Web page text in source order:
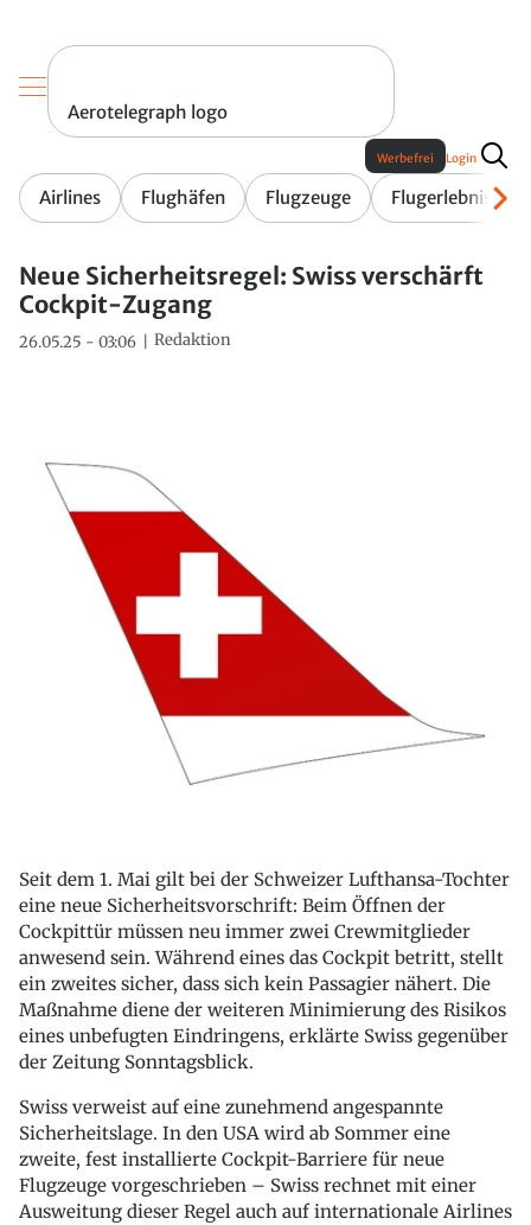
Aerotelegraph logo
Airlines Flughäfen Flugzeuge Flugerlebnis
Werbefrei Login
Neue Sicherheitsregel: Swiss verschärft
Cockpit-Zugang
26.05.25 - 03:06 Redaktion
Seit dem 1. Mai gilt bei der Schweizer Lufthansa-Tochter
eine neue Sicherheitsvorschrift: Beim Öffnen der
Cockpittür müssen neu immer zwei Crewmitglieder
anwesend sein. Während eines das Cockpit betritt, stellt
ein zweites sicher, dass sich kein Passagier nähert. Die
Maßnahme diene der weiteren Minimierung des Risikos
eines unbefugten Eindringens, erklärte Swiss gegenüber
der Zeitung Sonntagsblick.
Swiss verweist auf eine zunehmend angespannte
Sicherheitslage. In den USA wird ab Sommer eine
zweite, fest installierte Cockpit-Barriere für neue
Flugzeuge vorgeschrieben – Swiss rechnet mit einer
Ausweitung dieser Regel auch auf internationale Airlines